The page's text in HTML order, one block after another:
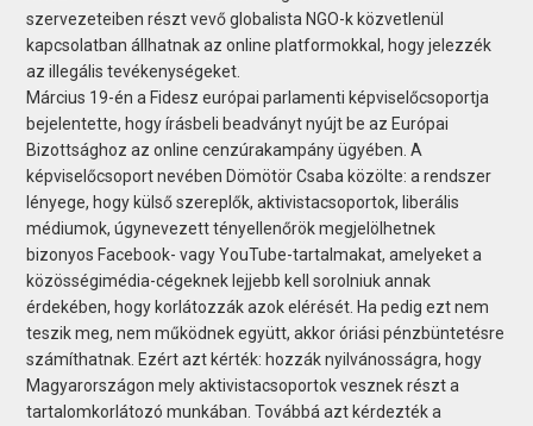
szervezeteiben részt vevő globalista NGO-k közvetlenül
kapcsolatban állhatnak az online platformokkal, hogy jelezzék
az illegális tevékenységeket.
Március 19-én a Fidesz európai parlamenti képviselőcsoportja
bejelentette, hogy írásbeli beadványt nyújt be az Európai
Bizottsághoz az online cenzúrakampány ügyében. A
képviselőcsoport nevében Dömötör Csaba közölte: a rendszer
lényege, hogy külső szereplők, aktivistacsoportok, liberális
médiumok, úgynevezett tényellenőrök megjelölhetnek
bizonyos Facebook- vagy YouTube-tartalmakat, amelyeket a
közösségimédia-cégeknek lejjebb kell sorolniuk annak
érdekében, hogy korlátozzák azok elérését. Ha pedig ezt nem
teszik meg, nem működnek együtt, akkor óriási pénzbüntetésre
számíthatnak. Ezért azt kérték: hozzák nyilvánosságra, hogy
Magyarországon mely aktivistacsoportok vesznek részt a
tartalomkorlátozó munkában. Továbbá azt kérdezték a